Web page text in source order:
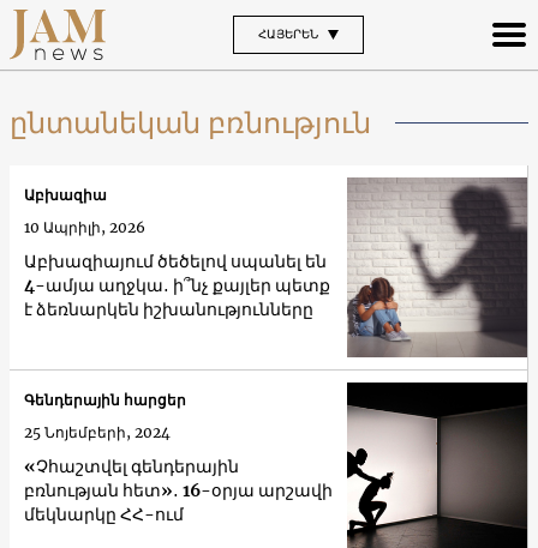
ՀԱՅԵՐԵՆ
ընտանեկան բռնություն
Աբխազիայում ծեծելով սպանել են
4-ամյա աղջկա․ ի՞նչ քայլեր պետք
է ձեռնարկեն իշխանությունները
Աբխազիա
10 Ապրիլի, 2026
«Չհաշտվել գենդերային
բռնության հետ»․ 16-օրյա արշավի
մեկնարկը ՀՀ-ում
Գենդերային հարցեր
25 Նոյեմբերի, 2024